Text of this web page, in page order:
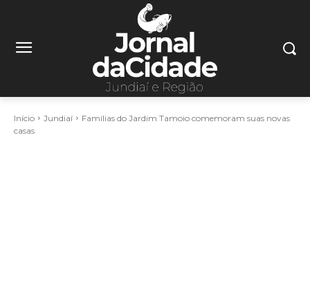
Início Jundiaí
Famílias do Jardim Tamoio comemoram suas novas
casas